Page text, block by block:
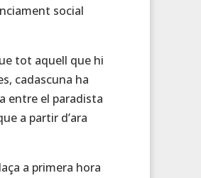
social
tot aquell que hi
cadascuna ha
entre el paradista
a partir d’ara
a primera hora